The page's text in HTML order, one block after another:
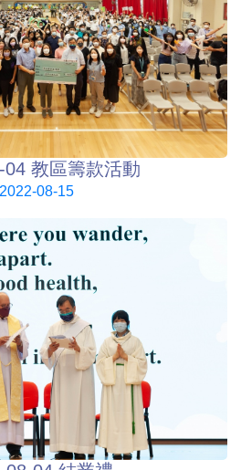
04 教區籌款活動
2022-08-15